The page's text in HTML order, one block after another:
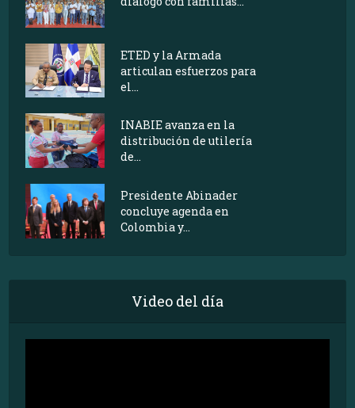
ETED y la Armada
articulan esfuerzos para
el...
INABIE avanza en la
distribución de utilería
de...
Presidente Abinader
concluye agenda en
Colombia y...
Video del día